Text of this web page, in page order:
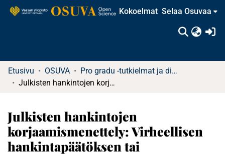
Kokoelmat Selaa Osuvaa
Etusivu OSUVA
Pro gradu -tutkielmat ja diplomityöt
Julkisten hankintojen korjaamismenettely: Virheellisen hankintapäätöksen tai hankintamenettelyssä tehdyn virheellisen ratkaisun korjaaminen ja asianosaisen oikeusturva
Julkisten hankintojen
korjaamismenettely: Virheellisen
hankintapäätöksen tai